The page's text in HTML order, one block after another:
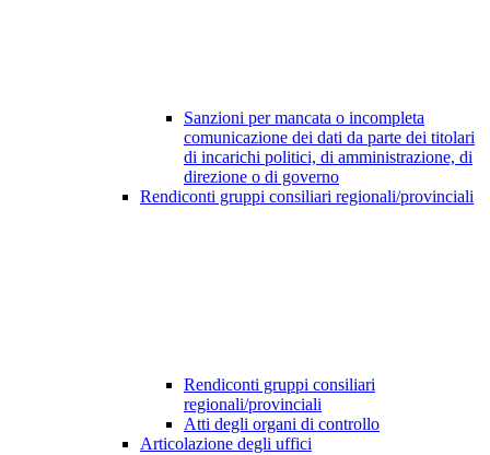
Sanzioni per mancata o incompleta
comunicazione dei dati da parte dei titolari
di incarichi politici, di amministrazione, di
direzione o di governo
Rendiconti gruppi consiliari regionali/provinciali
Rendiconti gruppi consiliari
regionali/provinciali
Atti degli organi di controllo
Articolazione degli uffici